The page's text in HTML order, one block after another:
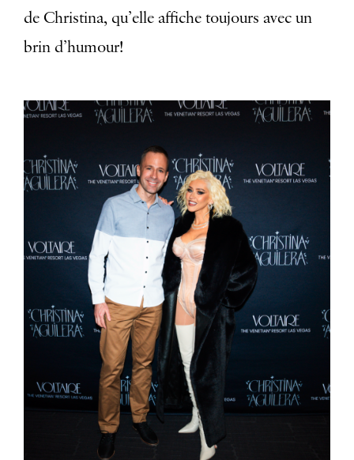
de Christina, qu’elle affiche toujours avec un
brin d’humour!